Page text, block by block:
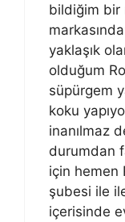
bildiğim bir
yaklaşık
olduğum
süpürgem
koku
inanılmaz
durumdan
için hemen
şubesi ile
içerisinde